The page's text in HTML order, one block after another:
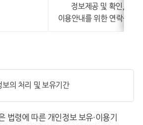
정보제공 및 확인,
이용안내를 위한 연락·통지
의 처리 및 보유기간
법령에 따른 개인정보 보유·이용기